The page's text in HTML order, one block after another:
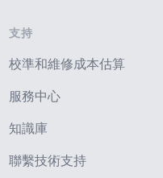
支持
校準和維修成本估算
服務中心
知識庫
聯繫技術支持